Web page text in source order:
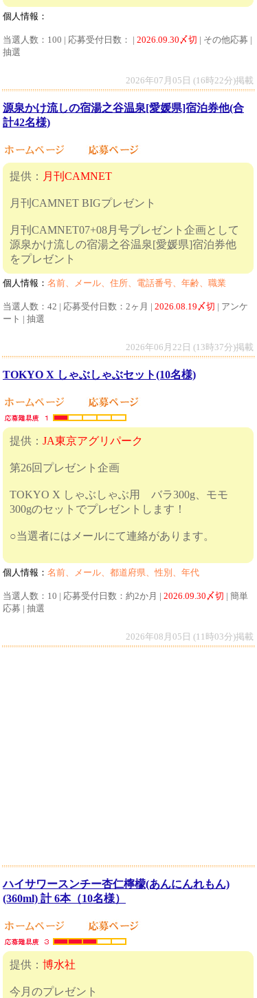
個人情報：
当選人数：100 | 応募受付日数： | 2026.09.30〆切 | その他応募 |
抽選
2026年07月05日 (16時22分)掲載
源泉かけ流しの宿湯之谷温泉[愛媛県]宿泊券他(合
計42名様)
提供： 月刊CAMNET
月刊CAMNET BIGプレゼント
月刊CAMNET07+08月号プレゼント企画として
源泉かけ流しの宿湯之谷温泉[愛媛県]宿泊券他
をプレゼント
個人情報： 名前、メール、住所、電話番号、年齢、職業
当選人数：42 | 応募受付日数：2ヶ月 | 2026.08.19〆切 | アンケ
ート | 抽選
2026年06月22日 (13時37分)掲載
TOKYO X しゃぶしゃぶセット(10名様)
提供： JA東京アグリパーク
第26回プレゼント企画
TOKYO X しゃぶしゃぶ用 バラ300g、モモ
300gのセットでプレゼントします！
○当選者にはメールにて連絡があります。
個人情報： 名前、メール、都道府県、性別、年代
当選人数：10 | 応募受付日数：約2か月 | 2026.09.30〆切 | 簡単
応募 | 抽選
2026年08月05日 (11時03分)掲載
ハイサワースンチー杏仁檸檬(あんにんれもん)
(360ml) 計 6本（10名様）
提供： 博水社
今月のプレゼント